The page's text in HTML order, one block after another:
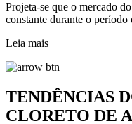
Projeta-se que o mercado
constante durante o período
Leia mais
TENDÊNCIAS
CLORETO DE